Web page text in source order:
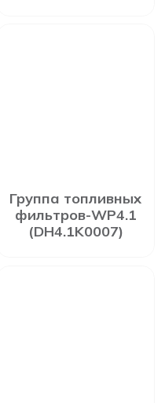
Группа топливных
фильтров-WP4.1
(DH4.1K0007)